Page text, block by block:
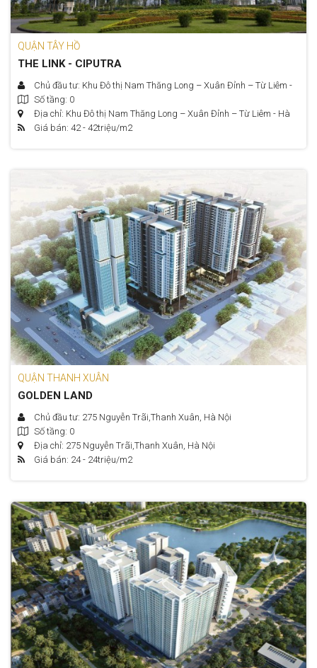
QUẬN TÂY HỒ
THE LINK - CIPUTRA
Chủ đầu tư: Khu Đô thị Nam Thăng Long – Xuân Đỉnh – Từ Liêm -
Hà NộiSố tầng: 0
Địa chỉ: Khu Đô thị Nam Thăng Long – Xuân Đỉnh – Từ Liêm - Hà
Nội
Giá bán: 42 - 42triệu/m2
QUẬN THANH XUÂN
GOLDEN LAND
Chủ đầu tư: 275 Nguyễn Trãi,Thanh Xuân, Hà Nội
Số tầng: 0
Địa chỉ: 275 Nguyễn Trãi,Thanh Xuân, Hà Nội
Giá bán: 24 - 24triệu/m2